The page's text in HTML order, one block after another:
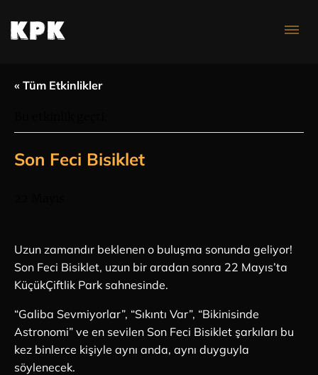
« Tüm Etkinlikler
Son Feci Bisiklet
Uzun zamandır beklenen o buluşma sonunda geliyor!
Son Feci Bisiklet, uzun bir aradan sonra 22 Mayıs’ta
KüçükÇiftlik Park sahnesinde.
“Galiba Sevmiyorlar”, “Sıkıntı Var”, “Bikinisinde
Astronomi” ve en sevilen Son Feci Bisiklet şarkıları bu
kez binlerce kişiyle aynı anda, aynı duyguyla
söylenecek.